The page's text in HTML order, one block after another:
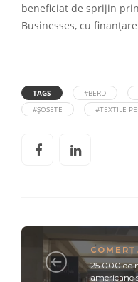
beneficiat de sprijin
Businesses, cu
TAGS #BERD
#ȘOSETE
#TEXTILE
COMERȚ ,
25.000 de
americane